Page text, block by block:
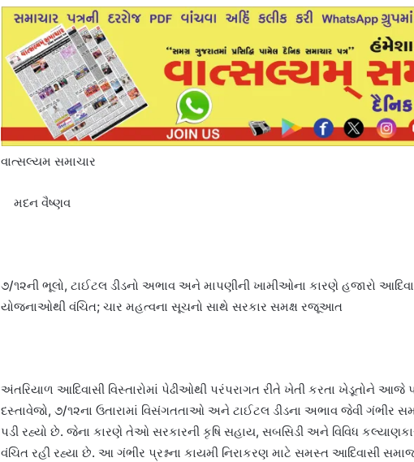
વાત્સલ્યમ સમાચાર
મદન વૈષ્ણવ
૭/૧૨ની ભૂલો, ટાઈટલ ડીડનો અભાવ અને માપણીની ખામીઓના કારણે હજારો
યોજનાઓથી વંચિત; ચાર મહત્વના સૂચનો સાથે સરકાર સમક્ષ રજૂઆત
અંતરિયાળ આદિવાસી વિસ્તારોમાં પેઢીઓથી પરંપરાગત રીતે ખેતી કરતા ખેડૂતોને આજે
દસ્તાવેજો, ૭/૧૨ના ઉતારામાં વિસંગતતાઓ અને ટાઈટલ ડીડના અભાવ જેવી ગંભીર
પડી રહ્યો છે. જેના કારણે તેઓ સરકારની કૃષિ સહાય, સબસિડી અને વિવિધ
વંચિત રહી રહ્યા છે. આ ગંભીર પ્રશ્નના કાયમી નિરાકરણ માટે સમસ્ત આદિવાસી